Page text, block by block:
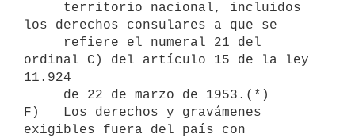
los derechos consulares a que se
ordinal C) del artículo 15 de la ley
11.924
F)   Los derechos y gravámenes
exigibles fuera del país con